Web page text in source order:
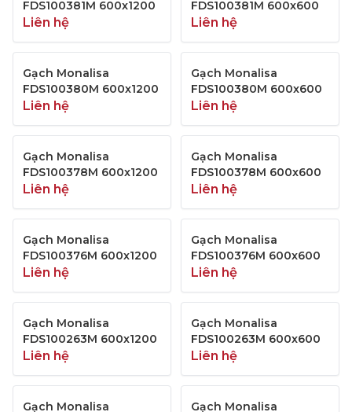
FDS100381M 600x1200
Liên hệ
FDS100381M 600x600
Liên hệ
Gạch Monalisa
FDS100380M 600x1200
Liên hệ
Gạch Monalisa
FDS100380M 600x600
Liên hệ
Gạch Monalisa
FDS100378M 600x1200
Liên hệ
Gạch Monalisa
FDS100378M 600x600
Liên hệ
Gạch Monalisa
FDS100376M 600x1200
Liên hệ
Gạch Monalisa
FDS100376M 600x600
Liên hệ
Gạch Monalisa
FDS100263M 600x1200
Liên hệ
Gạch Monalisa
FDS100263M 600x600
Liên hệ
Gạch Monalisa Gạch Monalisa